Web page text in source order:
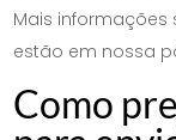
Mais
estão em nossa
Como